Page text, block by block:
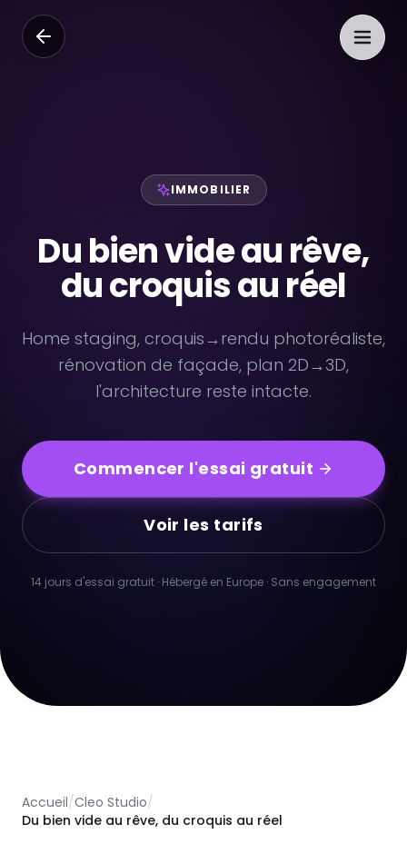
IMMOBILIER
Du bien vide au rêve,
du croquis au réel
Home staging, croquis→rendu photoréaliste,
rénovation de façade, plan 2D→3D,
l'architecture reste intacte.
Commencer l'essai gratuit
Voir les tarifs
14 jours d'essai gratuit · Hébergé en Europe · Sans engagement
Accueil/Cleo Studio/
Du bien vide au rêve, du croquis au réel